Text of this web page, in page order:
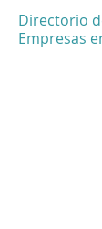
Directorio
Empresas